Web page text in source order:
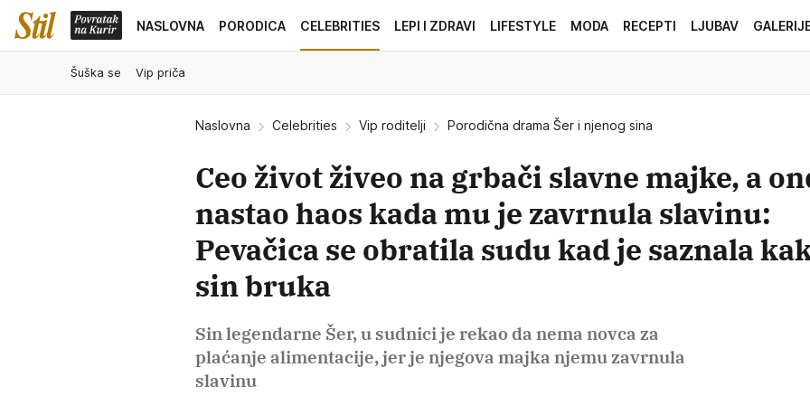
NASLOVNA PORODICA CELEBRITIES
Šuška se Vip priča
LEPI I ZDRAVI LIFESTYLE MODA RECEPTI LJUBAV
Naslovna Celebrities Vip roditelji Porodična drama Šer i njenog sina
Ceo život živeo na grbači slavne majke, a
nastao haos kada mu je zavrnula slavinu:
Pevačica se obratila sudu kad je saznala
sin bruka
Sin legendarne Šer, u sudnici je rekao da nema novca za
plaćanje alimentacije, jer je njegova majka njemu zavrnula
slavinu